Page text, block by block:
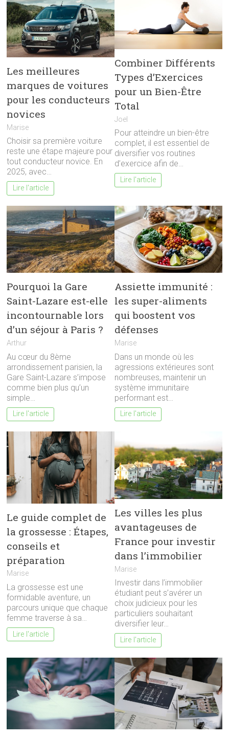
Les meilleures
marques de voitures
pour les conducteurs
novices
Marise
Choisir sa première voiture
reste une étape majeure pour
tout conducteur novice. En
2025, avec…
Lire l'article
Combiner Différents
Types d’Exercices
pour un Bien-Être
Total
Joel
Pour atteindre un bien-être
complet, il est essentiel de
diversifier vos routines
d’exercice afin de…
Lire l'article
Pourquoi la Gare
Saint-Lazare est-elle
incontournable lors
d’un séjour à Paris ?
Arthur
Au cœur du 8ème
arrondissement parisien, la
Gare Saint-Lazare s’impose
comme bien plus qu’un
simple…
Lire l'article
Assiette immunité :
les super-aliments
qui boostent vos
défenses
Marise
Dans un monde où les
agressions extérieures sont
nombreuses, maintenir un
système immunitaire
performant est…
Lire l'article
Le guide complet de
la grossesse : Étapes,
conseils et
préparation
Marise
La grossesse est une
formidable aventure, un
parcours unique que chaque
femme traverse à sa…
Lire l'article
Les villes les plus
avantageuses de
France pour investir
dans l’immobilier
Marise
Investir dans l’immobilier
étudiant peut s’avérer un
choix judicieux pour les
particuliers souhaitant
diversifier leur…
Lire l'article